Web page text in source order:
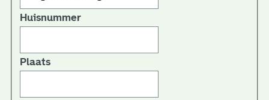
Huisnummer
Plaats